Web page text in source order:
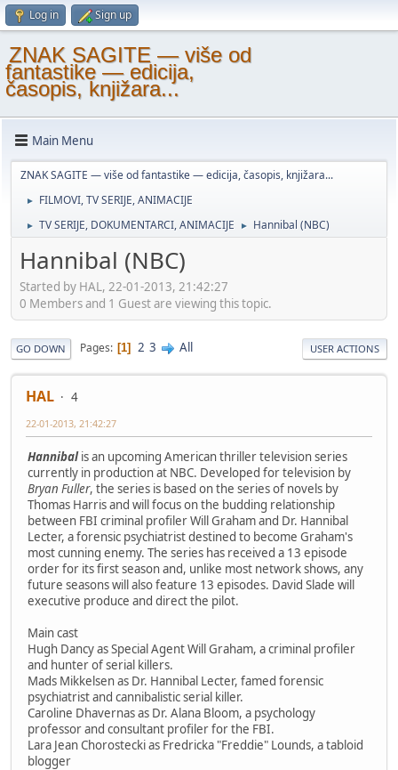
Log in Sign up
ZNAK SAGITE — više od
fantastike — edicija,
časopis, knjižara...
Main Menu
ZNAK SAGITE — više od fantastike — edicija, časopis, knjižara...
► FILMOVI, TV SERIJE, ANIMACIJE
► TV SERIJE, DOKUMENTARCI, ANIMACIJE ► Hannibal (NBC)
Hannibal (NBC)
Started by HAL, 22-01-2013, 21:42:27
0 Members and 1 Guest are viewing this topic.
GO DOWN Pages 1 2 3 All USER ACTIONS
HAL 4
22-01-2013, 21:42:27
Hannibalis an upcoming American thriller television series
currently in production at NBC. Developed for television by
Bryan Fuller, the series is based on the series of novels by
Thomas Harris and will focus on the budding relationship
between FBI criminal profiler Will Graham and Dr. Hannibal
Lecter, a forensic psychiatrist destined to become Graham's
most cunning enemy. The series has received a 13 episode
order for its first season and, unlike most network shows, any
future seasons will also feature 13 episodes. David Slade will
executive produce and direct the pilot.
Main cast
Hugh Dancy as Special Agent Will Graham, a criminal profiler
and hunter of serial killers.
Mads Mikkelsen as Dr. Hannibal Lecter, famed forensic
psychiatrist and cannibalistic serial killer.
Caroline Dhavernas as Dr. Alana Bloom, a psychology
professor and consultant profiler for the FBI.
Lara Jean Chorostecki as Fredricka "Freddie" Lounds, a tabloid
blogger